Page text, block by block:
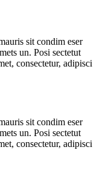
sit condim eser
un. Posi sectetut
consectetur, adipisci
sit condim eser
un. Posi sectetut
consectetur, adipisci